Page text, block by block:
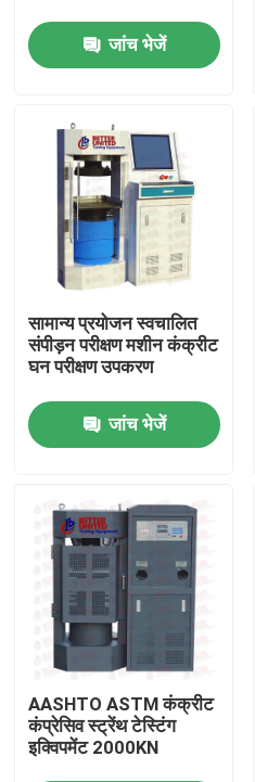
उत्पाद
हमारे बारे में
फैक्टरी यात्रा
गुणवत्ता नियंत्रण
एक बोली का अनुरोध
यूनिवर्सल टेस्टिंग मशीन
मृदा परीक्षण मशीन
जांच भेजें
सामान्य प्रयोजन स्वचालित
संपीड़न परीक्षण मशीन कंक्रीट
घन परीक्षण उपकरण
जांच भेजें
AASHTO ASTM कंक्रीट
कंप्रेसिव स्ट्रेंथ टेस्टिंग
इक्विपमेंट 2000KN